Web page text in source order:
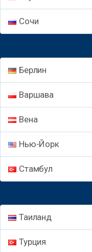
Сочи
Берлин
Варшава
Вена
Нью-Йорк
Стамбул
Таиланд
Турция